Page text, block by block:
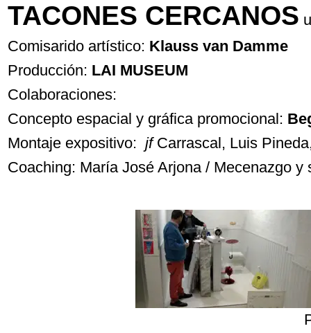
TACONES CERCANOS
Comisarido artístico: Klauss van Damme
Producción: LAI MUSEUM
Colaboraciones:
Concepto espacial y gráfica promocional:
Montaje expositivo: jfCarrascal, Luis
Coaching: María José Arjona / Mecenazgo